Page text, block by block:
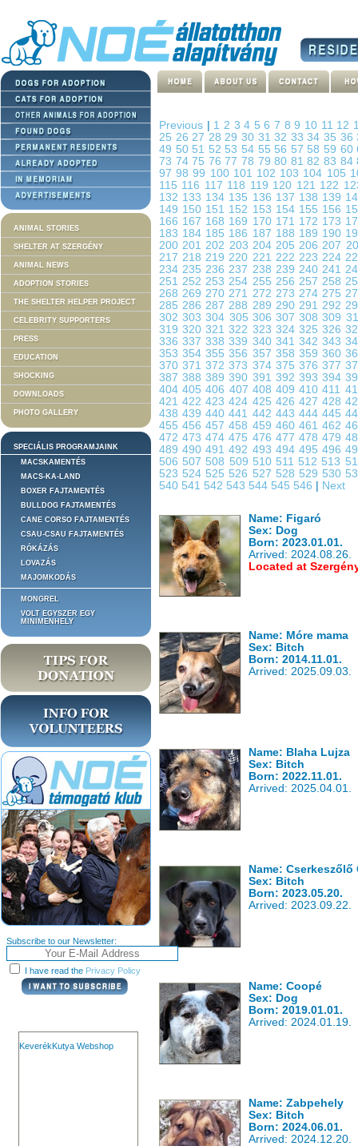
ANIMAL STORIES
SHELTER AT SZERGÉNY
ANIMAL NEWS
ADOPTION STORIES
THE SHELTER HELPER PROJECT
CELEBRITY SUPPORTERS
PRESS
EDUCATION
SHOCKING
DOWNLOADS
PHOTO GALLERY
SPECIÁLIS PROGRAMJAINK
MACSKAMENTÉS
MACS-KA-LAND
BOXER FAJTAMENTÉS
BULLDOG FAJTAMENTÉS
CANE CORSO FAJTAMENTÉS
CSAU-CSAU FAJTAMENTÉS
RÓKÁZÁS
LOVAZÁS
MAJOMKODÁS
MONGREL
VOLT EGYSZER EGY
MINIMENHELY
Subscribe to our Newsletter:
I have read the Privacy Policy
KeverékKutya Webshop
Previous 1 2 34 567 89 10 11 12
25 2627 282930 3132 333435 36
49 50 51 52 53 54 55 56 57 58 59 60
73 7475 767778 7980 818283 84
979899 100 101 102 103 104 105
115 116 117 118 119 120 121 122
132 133 134 135 136 137 138 139
149 150 151 152 153 154 155 156
166 167 168 169 170 171 172 173
183 184 185 186 187 188 189 190
200201202 203 204 205206207
217218219220 221 222 223 224
234235236237 238 239 240 241
251252253254 255 256 257 258
268269270271 272 273 274 275
285286287288 289 290 291 292
302303304 305 306 307308309
319320321322 323 324 325 326
336337338339 340 341 342 343
353354355356 357 358 359 360
370371372373 374 375 376 377
387388389390 391 392 393 394
404405406 407 408 409410411
421422423424 425 426 427 428
438439440441 442 443 444 445
455456457458 459 460 461 462
472473474475 476 477 478 479
489490491492 493 494 495 496
506 507 508 509 510 511 512 513
523 524 525 526 527 528 529 530
540 541 542 543 544 545 546 Next
Name: Figaró
Sex: Dog
Born: 2023.01.01.
Arrived: 2024.08.26.
Located at
Name: Móre mama
Sex: Bitch
Born: 2014.11.01.
Arrived: 2025.09.03.
Name: Blaha Lujza
Sex: Bitch
Born: 2022.11.01.
Arrived: 2025.04.01.
Name: Cserkeszőlő
Sex: Bitch
Born: 2023.05.20.
Arrived: 2023.09.22.
Name: Coopé
Sex: Dog
Born: 2019.01.01.
Arrived: 2024.01.19.
Name: Zabpehely
Sex: Bitch
Born: 2024.06.01.
Arrived: 2024.12.20.